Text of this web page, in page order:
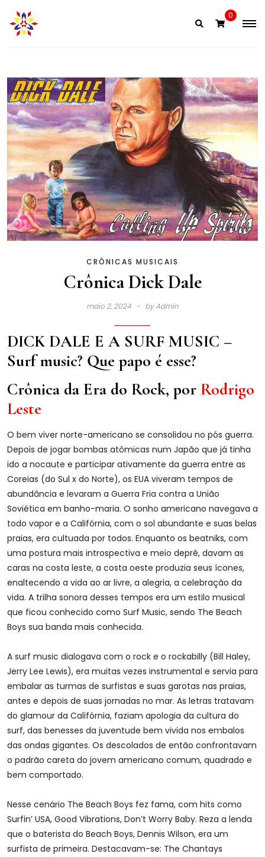
content
0
CRÔNICAS MUSICAIS
Crônica Dick Dale
maio 2, 2024 byAdmin
DICK DALE E A SURF MUSIC –
Surf music? Que papo é esse?
Crônica da Era do Rock, por Rodrigo
Leste
O bem viver norte-americano se consolidou no pós guerra.
Depois de jogar bombas atômicas num Japão que já tinha
ido a nocaute e participar ativamente da guerra entre as
Coreias (do Sul x do Norte), os EUA viveram tempos de
abundância e levaram a Guerra Fria contra a União
Soviética em banho-maria. O sonho americano navegava a
todo vapor e a Califórnia, com o sol abundante e suas belas
praias, era cultuada por todos. Enquanto os beatniks, com
uma postura mais introspectiva e meio deprê, davam as
caras na costa leste, a costa oeste produzia seus ícones,
enaltecendo a vida ao ar livre, a alegria, a celebração da
vida. A trilha sonora desses tempos era um estilo musical
que ficou conhecido como Surf Music, sendo The Beach
Boys sua banda mais conhecida.
A surf music dialogava com o rock e o rockabilly (Bill Haley,
Jerry Lee Lewis), era muitas vezes instrumental e servia para
embalar as turmas de surfistas e suas garotas nas praias,
antes e depois de suas jornadas no mar. As letras tratavam
do glamour da Califórnia, faziam apologia da cultura do
surf, das benesses da juventude bem vivida nos embalos
das ondas gigantes. Os descolados de então confrontavam
o padrão careta do jovem americano comum, quadrado e
bem comportado.
Nesse cenário The Beach Boys fez fama, com hits como
Surfin’ USA, Good Vibrations, Don’t Worry Baby. Reza a lenda
que o baterista do Beach Boys, Dennis Wilson, era um
surfista de primeira. Destacavam-se: The Chantays